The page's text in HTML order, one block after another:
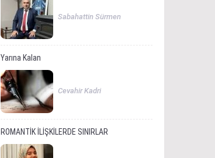
Sabahattin Sürmen
Yarına Kalan
Cevahir Kadri
ROMANTİK İLİŞKİLERDE SINIRLAR